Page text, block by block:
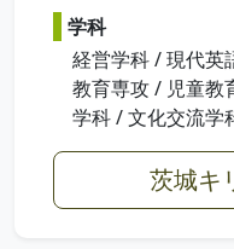
学科
経営学科 / 現代
教育専攻 / 児童
学科 / 文化交流学
茨城キ